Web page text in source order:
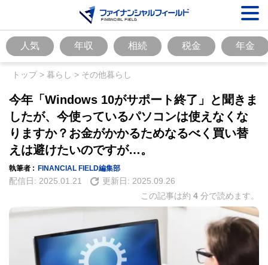
人気 年収 相続 税金 年金
トップ> 暮らし > その他暮らし
今年「Windows 10がサポート終了」と聞きま
したが、今使っているパソコンは使えなくな
りますか？お金がかかるためなるべく買い替
えは避けたいのですが…。
執筆者 : FINANCIAL FIELD編集部
配信日: 2025.01.21 更新日: 2025.09.26
この記事は約 4 分で読めます。